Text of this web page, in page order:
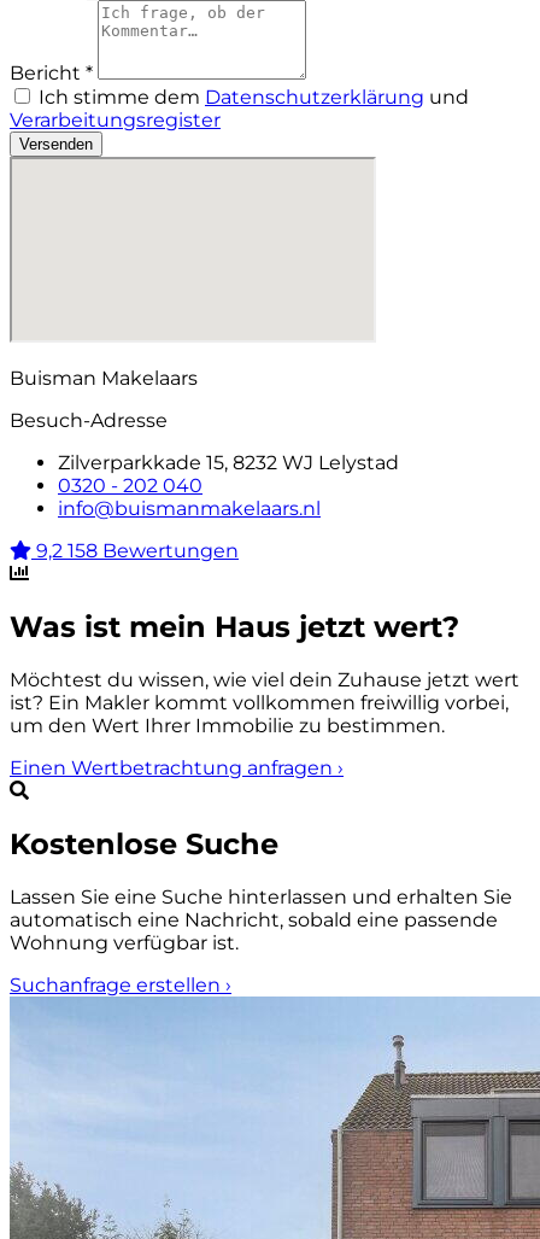
Bericht *
Ich stimme dem Datenschutzerklärung und
Verarbeitungsregister
Versenden
Buisman Makelaars
Besuch-Adresse
Zilverparkkade 15, 8232 WJ Lelystad
0320 - 202 040
info@buismanmakelaars.nl
9,2 158 Bewertungen
Was ist mein Haus jetzt wert?
Möchtest du wissen, wie viel dein Zuhause jetzt wert
ist? Ein Makler kommt vollkommen freiwillig vorbei,
um den Wert Ihrer Immobilie zu bestimmen.
Einen Wertbetrachtung anfragen ›
Kostenlose Suche
Lassen Sie eine Suche hinterlassen und erhalten Sie
automatisch eine Nachricht, sobald eine passende
Wohnung verfügbar ist.
Suchanfrage erstellen ›